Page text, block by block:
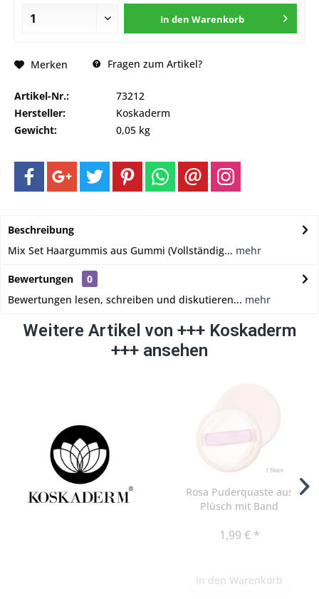
In den Warenkorb
Merken Fragen zum Artikel?
Artikel-Nr.:
73212
Hersteller:
Koskaderm
Gewicht:
0,05 kg
Beschreibung
Mix Set Haargummis aus Gummi (Vollständig... mehr
Bewertungen
0
Bewertungen lesen, schreiben und diskutieren... mehr
Weitere Artikel von +++ Koskaderm
+++ ansehen
Rosa Puderquaste aus
Plüsch mit Band
1,99 € *
In den Warenkorb